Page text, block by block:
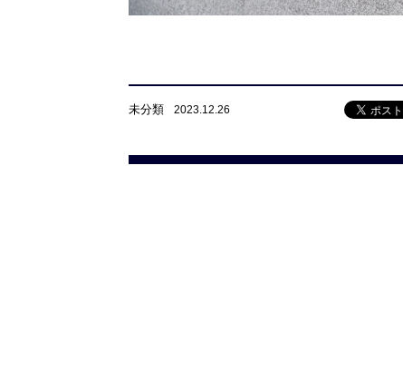
未分類 2023.12.26